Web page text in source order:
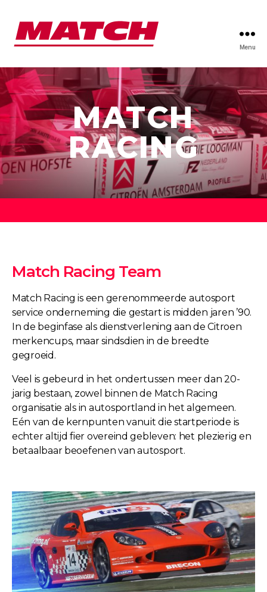
Menu
MATCH
RACING
Match Racing Team
Match Racing is een gerenommeerde autosport
service onderneming die gestart is midden jaren ’90.
In de beginfase als dienstverlening aan de Citroen
merkencups, maar sindsdien in de breedte
gegroeid.
Veel is gebeurd in het ondertussen meer dan 20-
jarig bestaan, zowel binnen de Match Racing
organisatie als in autosportland in het algemeen.
Eén van de kernpunten vanuit die startperiode is
echter altijd fier overeind gebleven: het plezierig en
betaalbaar beoefenen van autosport.